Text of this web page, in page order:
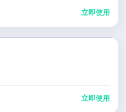
立即使用
立即使用